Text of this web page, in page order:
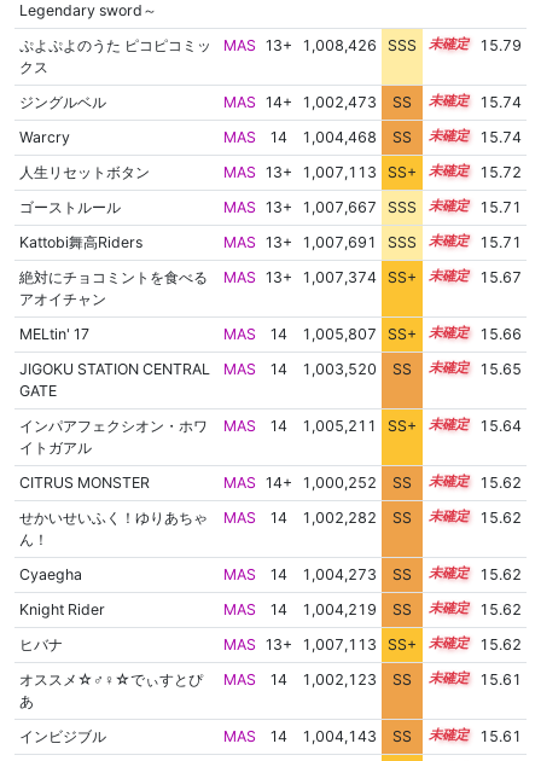
Legendary sword～
ぷよぷよのうた ピコピコミッ
クス
MAS 13+ 1,008,426 SSS 13.7 15.79
ジングルベル MAS 14+ 1,002,473 SS 14.5
15.74
Warcry
MAS 14 1,004,468 SS 14.3
15.74
人生リセットボタン
MAS 13+ 1,007,113 SS+ 13.8
15.72
ゴーストルール
MAS 13+ 1,007,667 SSS 13.7
15.71
Kattobi舞高Riders
MAS 13+ 1,007,691 SSS 13.7
15.71
絶対にチョコミントを食べる
アオイチャン
MAS 13+ 1,007,374 SS+ 13.7 15.67
MELtin' 17 MAS 14 1,005,807 SS+ 14.0
15.66
JIGOKU STATION CENTRAL
GATE
MAS 14 1,003,520 SS 14.3 15.65
インパアフェクシオン・ホワ
イトガアル
MAS 14 1,005,211 SS+ 14.1 15.64
CITRUS MONSTER MAS 14+ 1,000,252 SS 14.6
15.62
せかいせいふく！ゆりあちゃ
ん！
MAS 14 1,002,282 SS 14.4 15.62
Cyaegha MAS 14 1,004,273 SS 14.2
15.62
Knight Rider
MAS 14 1,004,219 SS 14.2
15.62
ヒバナ
MAS 13+ 1,007,113 SS+ 13.7
15.62
オススメ☆♂♀☆でぃすとぴ
あ
MAS 14 1,002,123 SS 14.4 15.61
インビジブル MAS 14 1,004,143 SS 14.2
15.61